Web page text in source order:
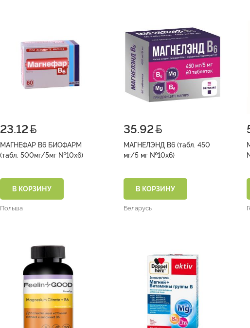
23.12
МАГНЕФАР В6 БИОФАРМ
(табл. 500мг/5мг №10х6)
В КОРЗИНУ
Польша
35.92
МАГНЕЛЭНД В6 (табл. 450
мг/5 мг №10х6)
В КОРЗИНУ
Беларусь